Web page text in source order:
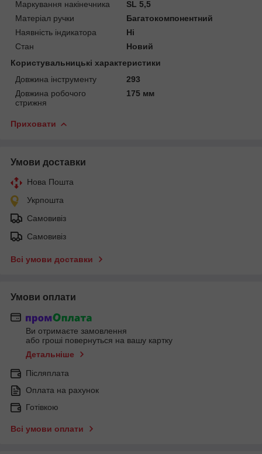
Маркування накінечника
SL 5,5
Матеріал ручки
Багатокомпонентний
Наявність індикатора
Ні
Стан
Новий
Користувальницькі характеристики
Довжина інструменту
293
Довжина робочого
стрижня
175 мм
Приховати
Умови доставки
Нова Пошта
Укрпошта
Самовивіз
Самовивіз
Всі умови доставки
Умови оплати
Ви отримаєте замовлення
або гроші повернуться на вашу картку
Детальніше
Післяплата
Оплата на рахунок
Готівкою
Всі умови оплати